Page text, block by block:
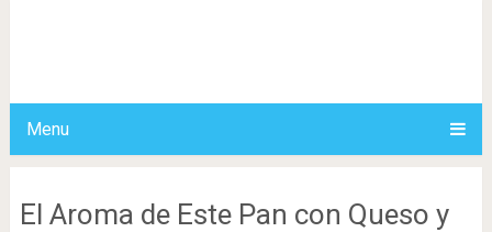
Menu
El Aroma de Este Pan con Queso y